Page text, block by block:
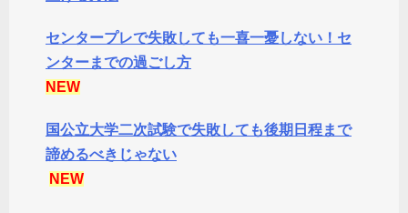
センタープレで失敗しても一喜一憂しない！セ
ンターまでの過ごし方
NEW
国公立大学二次試験で失敗しても後期日程まで
諦めるべきじゃない
NEW